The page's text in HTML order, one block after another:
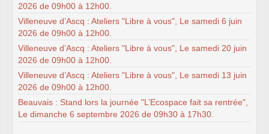
2026 de 09h00 à 12h00.
Villeneuve d’Ascq : Ateliers "Libre à vous", Le samedi 6 juin
2026 de 09h00 à 12h00.
Villeneuve d’Ascq : Ateliers "Libre à vous", Le samedi 20 juin
2026 de 09h00 à 12h00.
Villeneuve d’Ascq : Ateliers "Libre à vous", Le samedi 13 juin
2026 de 09h00 à 12h00.
Beauvais : Stand lors la journée "L’Ecospace fait sa rentrée",
Le dimanche 6 septembre 2026 de 09h30 à 17h30.